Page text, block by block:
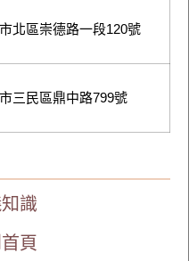
北區崇德路一段120號
三民區鼎中路799號
識
頁